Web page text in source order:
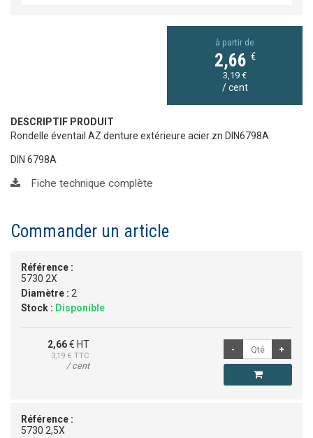
à partir de
2,66 €
3,19 €
/ cent
DESCRIPTIF PRODUIT
Rondelle éventail AZ denture extérieure acier zn DIN6798A
DIN 6798A
Fiche technique complète
Commander un article
Référence :
5730 2X
Diamètre : 2
Stock : Disponible
2,66€ HT
3,19 € TTC
/ cent
Référence :
5730 2,5X